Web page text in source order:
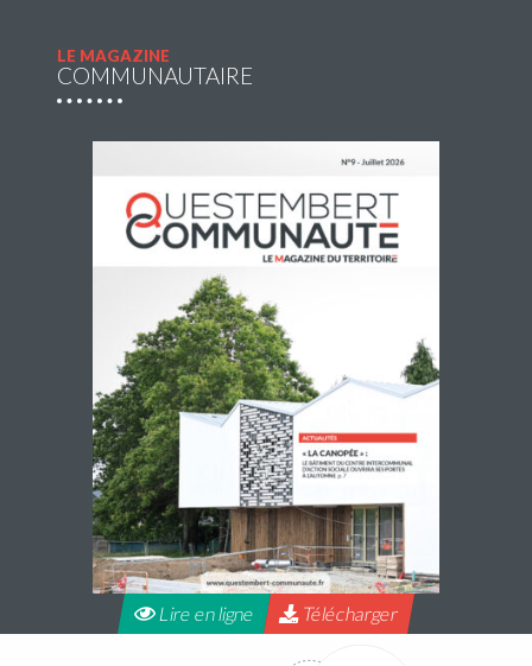
Accueils de loisirs : Ouverture des
réservations des mercredis de septembre à
décembre 2026
Les réservations des mercredis aux accueils de loisirs de
La Maison Pop’, pour la période de septembre à
décembre 2026, sont ouvertes à partir du 20 juillet 2026
Lire la suite
LE MAGAZINE
COMMUNAUTAIRE
Lire en ligne Télécharger